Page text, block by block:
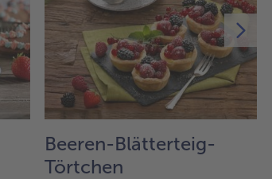
Beeren-Blätterteig-
Törtchen